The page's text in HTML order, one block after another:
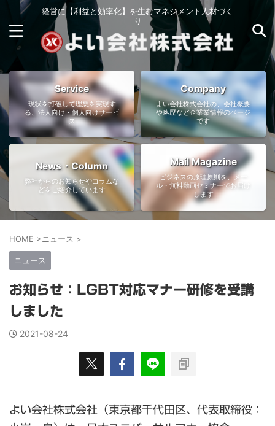
経営に【利益と効率化】を生むマネジメント人材づく
り
Service
現状を打破して理想を実現す
る、法人向け・個人向けサービ
ス
Company
よい会社株式会社の、会社概要
や略歴など企業業情報のページ
です
News・Column
弊社からのお知らせやコラムな
どをご紹介しています
Mail Magazine
ビジネスの原理原則を、メー
ル・無料動画セミナーでお届け
します
HOME >ニュース >
ニュース
お知らせ：LGBT対応マナー研修を受講
しました
2021-08-24
よい会社株式会社（東京都千代田区、代表取締役：